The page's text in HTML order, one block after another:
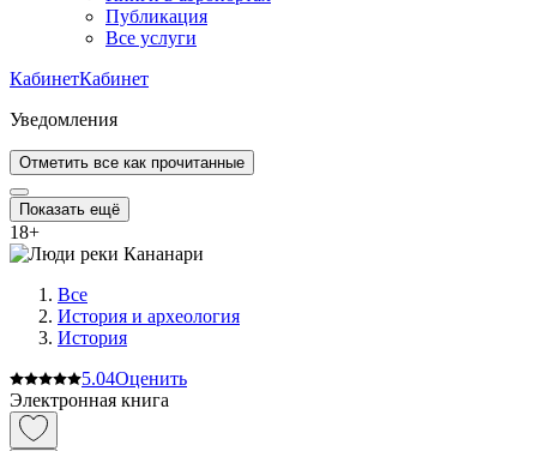
Публикация
Все услуги
КабинетКабинет
Уведомления
Отметить все как прочитанные
Показать ещё
18+
Все
История и археология
История
5.04Оценить
Электронная книга